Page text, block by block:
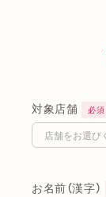
対象店舗 必須
お名前（漢字）